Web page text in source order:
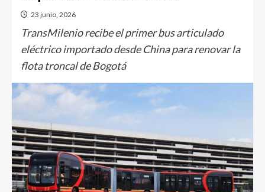
23 junio, 2026
TransMilenio recibe el primer bus articulado
eléctrico importado desde China para renovar la
flota troncal de Bogotá